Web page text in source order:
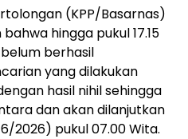
(KPP/Basarnas)
hingga pukul 17.15
berhasil
yang dilakukan
hasil nihil sehingga
dan akan dilanjutkan
2026) pukul 07.00 Wita.